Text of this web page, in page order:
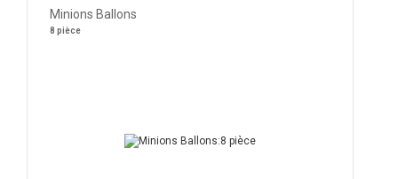
Minions Ballons
8 pièce